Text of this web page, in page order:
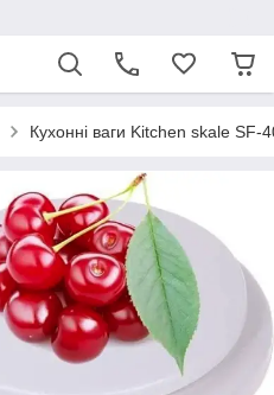
Кухонні ваги Kitchen skale SF-